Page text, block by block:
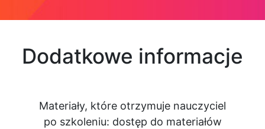
Dodatkowe informacje
Materiały, które otrzymuje nauczyciel
po szkoleniu: dostęp do materiałów